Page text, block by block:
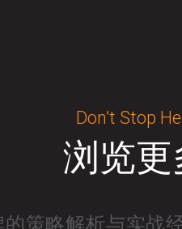
Don’t Stop
浏览更
策略解析与实战